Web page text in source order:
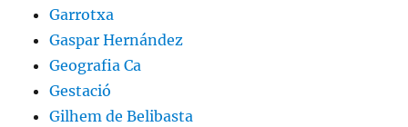
Garrotxa
Gaspar Hernández
Geografia Ca
Gestació
Gilhem de Belibasta